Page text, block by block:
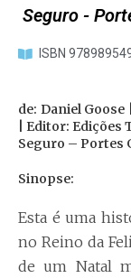
Seguro -
ISBN
de: Daniel
| Editor: Edições
Seguro – Portes
Sinopse:
Esta é uma
no Reino da
de um Natal